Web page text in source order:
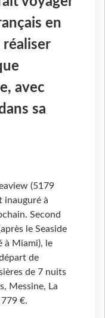
en
réaliser
avec
sa
(5179
inauguré à
Second
le Seaside
à Miami), le
de
de 7 nuits
Messine, La
€.